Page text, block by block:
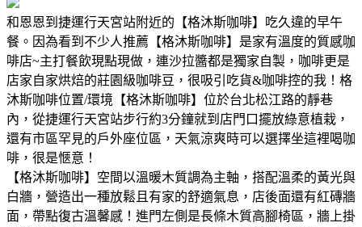
和恩恩到捷運行天宮站附近的【格沐斯咖啡】吃久違的早午
餐。因為看到不少人推薦【格沐斯咖啡】是家有溫度的質感咖
啡店~主打餐飲現點現做，連沙拉醬都是獨家自製，咖啡更是
店家自家烘焙的莊園級咖啡豆，很吸引吃貨&咖啡控的我！格
沐斯咖啡位置/環境【格沐斯咖啡】位於台北松江路的靜巷
內，從捷運行天宮站步行約3分鐘就到店門口擺放綠意植栽，
還有市區罕見的戶外座位區，天氣涼爽時可以選擇坐這裡喝咖
啡，很是愜意！
【格沐斯咖啡】空間以溫暖木質調為主軸，搭配溫柔的黃光與
白牆，營造出一種放鬆且有家的舒適氣息，店後面還有紅磚牆
面，帶點復古溫馨感！進門左側是長條木質高腳椅區，牆上掛